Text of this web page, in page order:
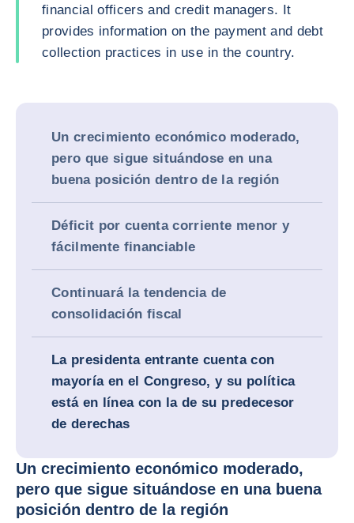
financial officers and credit managers. It
provides information on the payment and debt
collection practices in use in the country.
Un crecimiento económico moderado,
pero que sigue situándose en una
buena posición dentro de la región
Déficit por cuenta corriente menor y
fácilmente financiable
Continuará la tendencia de
consolidación fiscal
La presidenta entrante cuenta con
mayoría en el Congreso, y su política
está en línea con la de su predecesor
de derechas
Un crecimiento económico moderado,
pero que sigue situándose en una buena
posición dentro de la región